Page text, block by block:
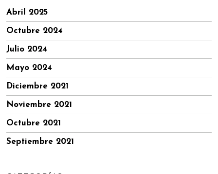
Abril 2025
Octubre 2024
Julio 2024
Mayo 2024
Diciembre 2021
Noviembre 2021
Octubre 2021
Septiembre 2021